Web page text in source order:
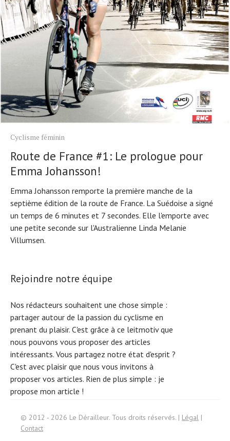
Cyclisme féminin
Route de France #1: Le prologue pour
Emma Johansson!
Emma Johansson remporte la première manche de la
septième édition de la route de France. La Suédoise a signé
un temps de 6 minutes et 7 secondes. Elle l'emporte avec
une petite seconde sur l'Australienne Linda Melanie
Villumsen.
Rejoindre notre équipe
Nos rédacteurs souhaitent une chose simple :
partager autour de la passion du cyclisme en
prenant du plaisir. C'est grâce à ce leitmotiv que
nous pouvons vous proposer des articles
intéressants. Vous partagez notre état d'esprit ?
C'est avec plaisir que nous vous invitons à
proposer vos articles. Rien de plus simple : je
propose mon article !
© 2012 - 2026 Le Dérailleur. Tous droits réservés. | Légal |
Contact
S
e
a
r
c
h
f
o
r: